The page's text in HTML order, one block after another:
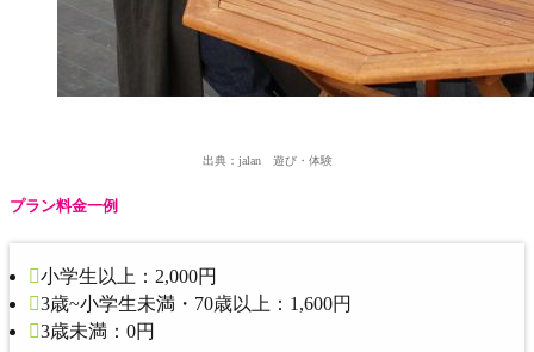
出典：jalan 遊び・体験
プラン料金一例
小学生以上： 2,000円
3歳~小学生未満・70歳以上： 1,600円
3歳未満： 0円